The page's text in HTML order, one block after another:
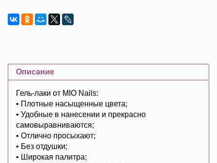
Описание
Гель-лаки от MIO Nails:
• Плотные насыщенные цвета;
• Удобные в нанесении и прекрасно
самовыравниваются;
• Отлично просыхают;
• Без отдушки;
• Широкая палитра;